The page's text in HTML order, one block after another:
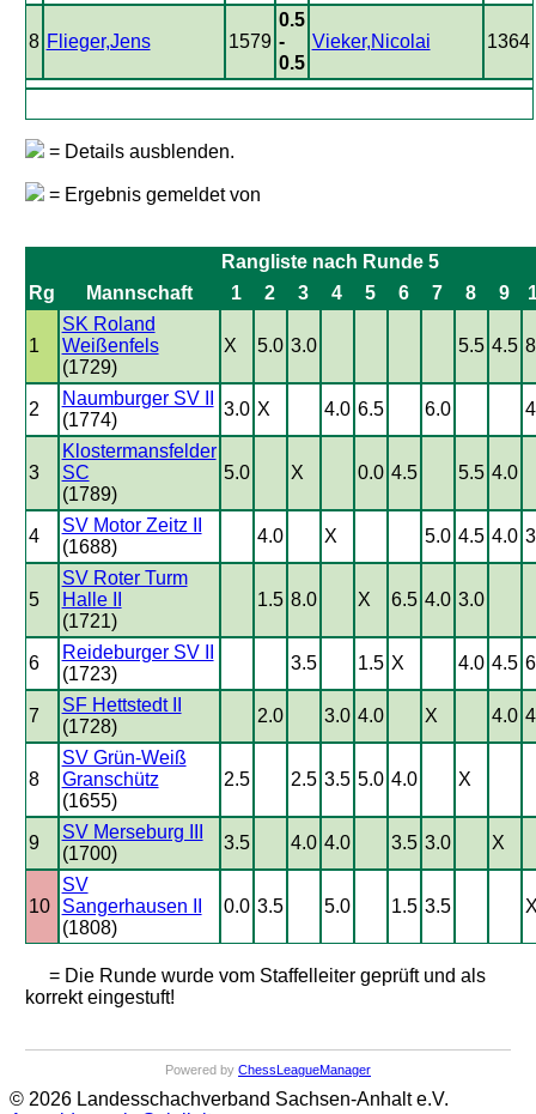
8 Flieger,Jens 1579
0.5
-
0.5
Vieker,Nicolai 1364
= Details ausblenden.
= Ergebnis gemeldet von
Rangliste nach Runde 5
Rg
Mannschaft 1 2 3 4 5 6 7 8 9
1
SK Roland
Weißenfels
(1729)
X 5.0 3.0 5.5 4.5
2
Naumburger SV II
(1774)
3.0 X 4.0 6.5 6.0
3
Klostermansfelder
SC
(1789)
5.0 X 0.0 4.5 5.5 4.0
4
SV Motor Zeitz II
(1688)
4.0 X 5.0 4.5 4.0
5
SV Roter Turm
Halle II
(1721)
1.5 8.0 X 6.5 4.0 3.0
6
Reideburger SV II
(1723)
3.5 1.5 X 4.0 4.5
7
SF Hettstedt II
(1728)
2.0 3.0 4.0 X 4.0
8
SV Grün-Weiß
Granschütz
(1655)
2.5 2.5 3.5 5.0 4.0 X
9
SV Merseburg III
(1700)
3.5 4.0 4.0 3.5 3.0 X
10
SV
Sangerhausen II
(1808)
0.0 3.5 5.0 1.5 3.5
= Die Runde wurde vom Staffelleiter geprüft und als
korrekt eingestuft!
Powered by ChessLeagueManager
© 2026 Landesschachverband Sachsen-Anhalt e.V.